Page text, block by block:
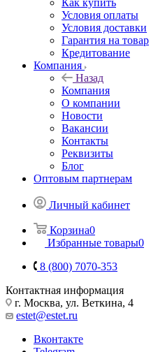
Как купить
Условия оплаты
Условия доставки
Гарантия на товар
Кредитование
Компания
Назад
Компания
О компании
Новости
Вакансии
Контакты
Реквизиты
Блог
Оптовым партнерам
Личный кабинет
Корзина0
Избранные товары0
8 (800) 7070-353
Контактная информация
г. Москва, ул. Веткина, 4
estet@estet.ru
Вконтакте